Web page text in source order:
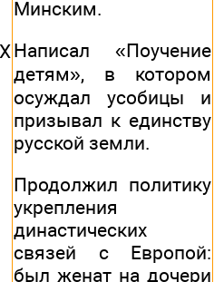
Минским.
Написал «Поучение
детям», в котором
осуждал усобицы и
призывал к единству
русской земли.
Продолжил политику
укрепления
династических
связей с Европой:
был женат на дочери